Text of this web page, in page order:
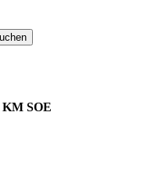
KM SOE